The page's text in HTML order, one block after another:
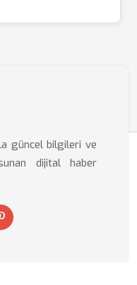
güncel bilgileri ve
dijital haber